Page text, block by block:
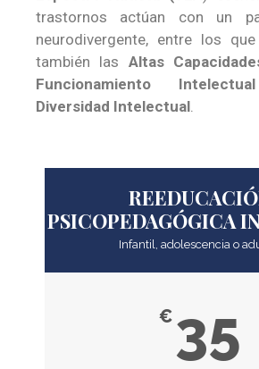
trastornos actúan con un
neurodivergente, entre los
también las Altas
Funcionamiento
Diversidad Intelectual.
PSICOPEDAGÓGICA
Infantil, adolescencia o
€ 35